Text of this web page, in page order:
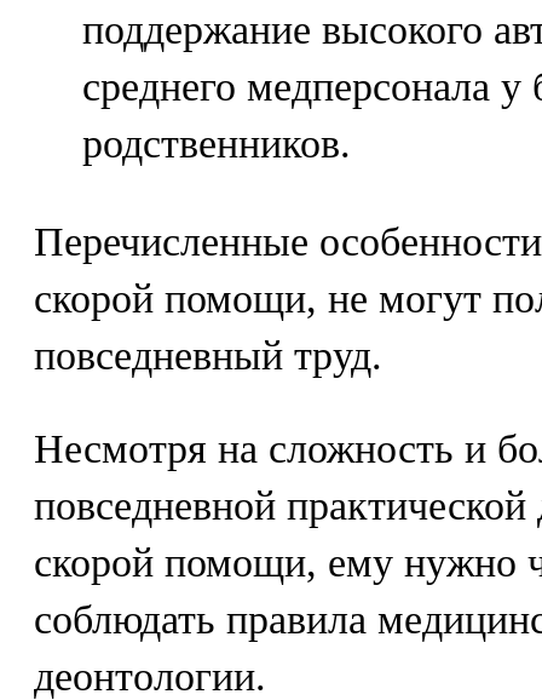
поддержание высокого
среднего медперсонала
родственников.
Перечисленные
скорой помощи, не могут
повседневный труд.
Несмотря на сложность и
повседневной практической
скорой помощи, ему нужно
соблюдать правила
деонтологии.